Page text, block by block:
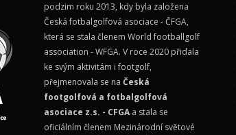
podzim roku 2013, kdy byla založena
Česká fotbalgolfová asociace - ČFGA,
která se stala členem World footballgolf
association - WFGA. V roce 2020 přidala
ke svým aktivitám i footgolf,
přejmenovala se na Česká
footgolfová a fotbalgolfová
asociace z.s. - CFGA a stala se
oficiálním členem Mezinárodní světové